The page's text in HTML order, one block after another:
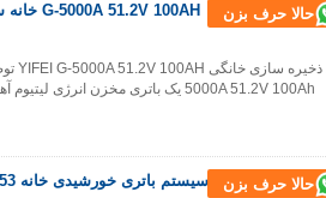
حالا حرف بزن
حالا حرف بزن